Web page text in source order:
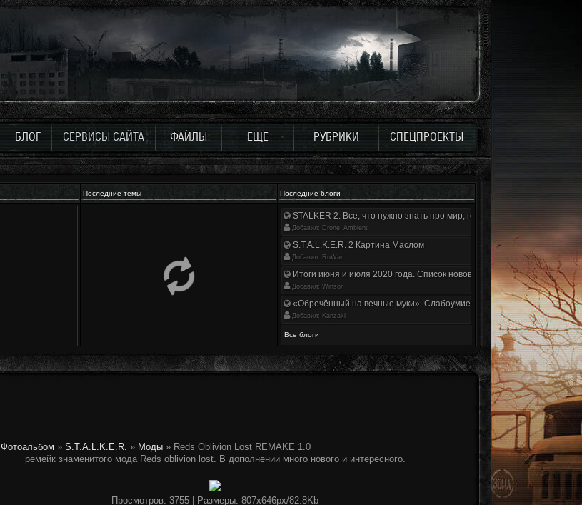
БЛОГ СЕРВИСЫ САЙТА ФАЙЛЫ ЕЩЕ РУБРИКИ СПЕЦПРОЕКТЫ
Последние темы Последние блоги
STALKER 2. Все, что нужно знать про мир, геймплей и сюжет | Разбор
Добавил: Drone_Ambient
S.T.A.L.K.E.R. 2 Картина Маслом
Добавил: RuWar
Итоги июня и июля 2020 года. Список нововведений
Добавил: Winsor
«Обречённый на вечные муки». Слабоумие и отвага
Добавил: Kanzaki
Все блоги
Фотоальбом » S.T.A.L.K.E.R. » Моды » Reds Oblivion Lost REMAKE 1.0
ремейк знаменитого мода Reds oblivion lost. В дополнении много нового и интересного.
Просмотров: 3755 | Размеры: 807x646px/82.8Kb